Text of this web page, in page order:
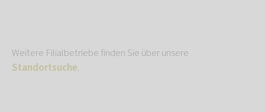
Weitere Filialbetriebe finden Sie über unsere
Standortsuche.